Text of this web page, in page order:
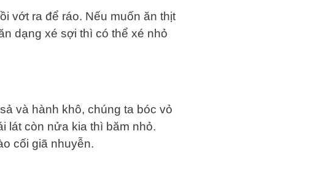
vớt ra để ráo. Nếu muốn ăn thịt
dạng xé sợi thì có thể xé nhỏ
và hành khô, chúng ta bóc vỏ
lát còn nửa kia thì băm nhỏ.
cối giã nhuyễn.